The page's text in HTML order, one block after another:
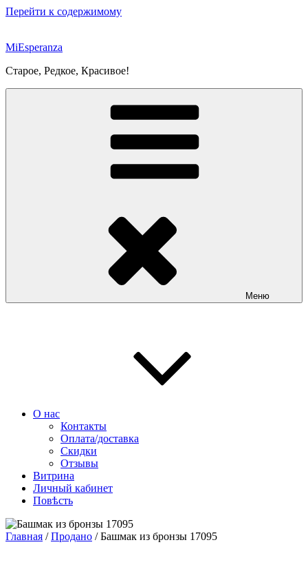
Перейти к содержимому
MiEsperanza
Старое, Редкое, Красивое!
Меню
О нас
Контакты
Оплата/доставка
Скидки
Отзывы
Витрина
Личный кабинет
Повѣсть
Главная /Продано / Башмак из бронзы 17095